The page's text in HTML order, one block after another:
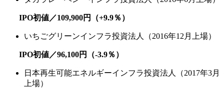
IPO初値／109,900円（+9.9％）
いちごグリーンインフラ投資法人（2016年12月上場）
IPO初値／96,100円（-3.9％）
日本再生可能エネルギーインフラ投資法人（2017年3月
上場）